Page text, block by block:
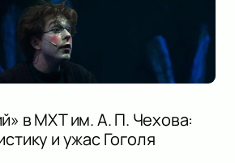
в МХТ им. А. П. Чехова:
и ужас Гоголя